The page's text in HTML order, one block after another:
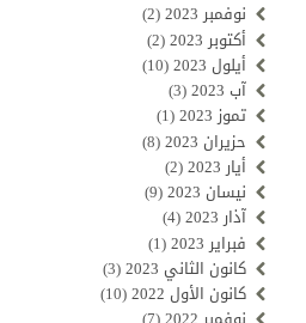
نوفمبر 2023
(2)
أكتوبر 2023
(2)
أيلول 2023
(10)
آب 2023
(3)
تموز 2023
(1)
حزيران 2023
(8)
أيار 2023
(2)
نيسان 2023
(9)
آذار 2023
(4)
فبراير 2023
(1)
كانون الثاني 2023
(3)
كانون الأول 2022
(10)